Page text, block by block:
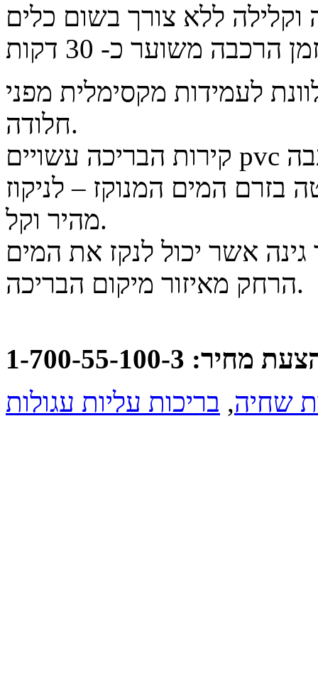
ללא צורך בשום כלים
הרכבה משוער כ- 30 דקות
לעמידות מקסימלית מפני
חלודה.
קירות הבריכה עשויים pvc
בזרם המים המנוקז – לניקוז
מהיר וקל.
גינה אשר יכול לנקז את המים
הרחק מאיזור מיקום הבריכה.
1-700-55-100-3
שחיה, בריכות עליות עגולות